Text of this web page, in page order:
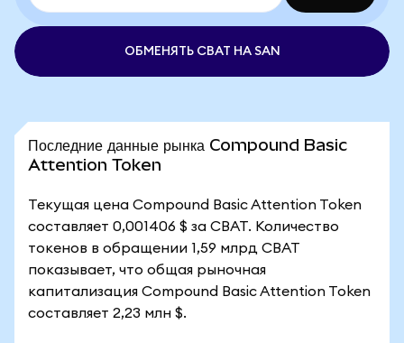
ОБМЕНЯТЬ CBAT НА SAN
Последние данные рынка Compound Basic
Attention Token
Текущая цена Compound Basic Attention Token
составляет 0,001406 $ за CBAT. Количество
токенов в обращении 1,59 млрд CBAT
показывает, что общая рыночная
капитализация Compound Basic Attention Token
составляет 2,23 млн $.